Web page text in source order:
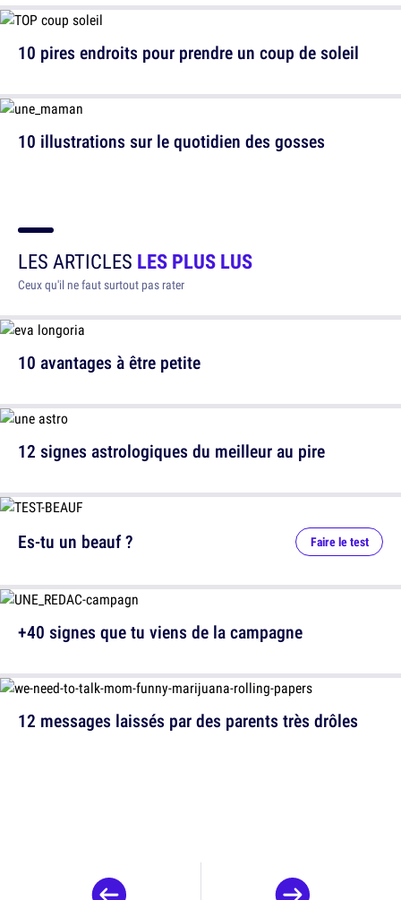
10 pires endroits pour prendre un coup de soleil
10 illustrations sur le quotidien des gosses
LES ARTICLES LES PLUS LUS
Ceux qu'il ne faut surtout pas rater
10 avantages à être petite
12 signes astrologiques du meilleur au pire
12 messages laissés par des parents très drôles
Es-tu un beauf ? Faire le test
+40 signes que tu viens de la campagne